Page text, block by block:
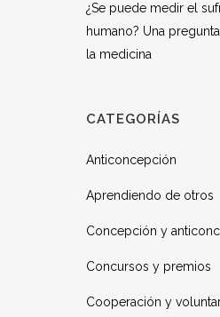
¿Se puede medir el
humano? Una
la medicina
CATEGORÍAS
Anticoncepción
Aprendiendo de otros
Concepción y
Concursos y premios
Cooperación y